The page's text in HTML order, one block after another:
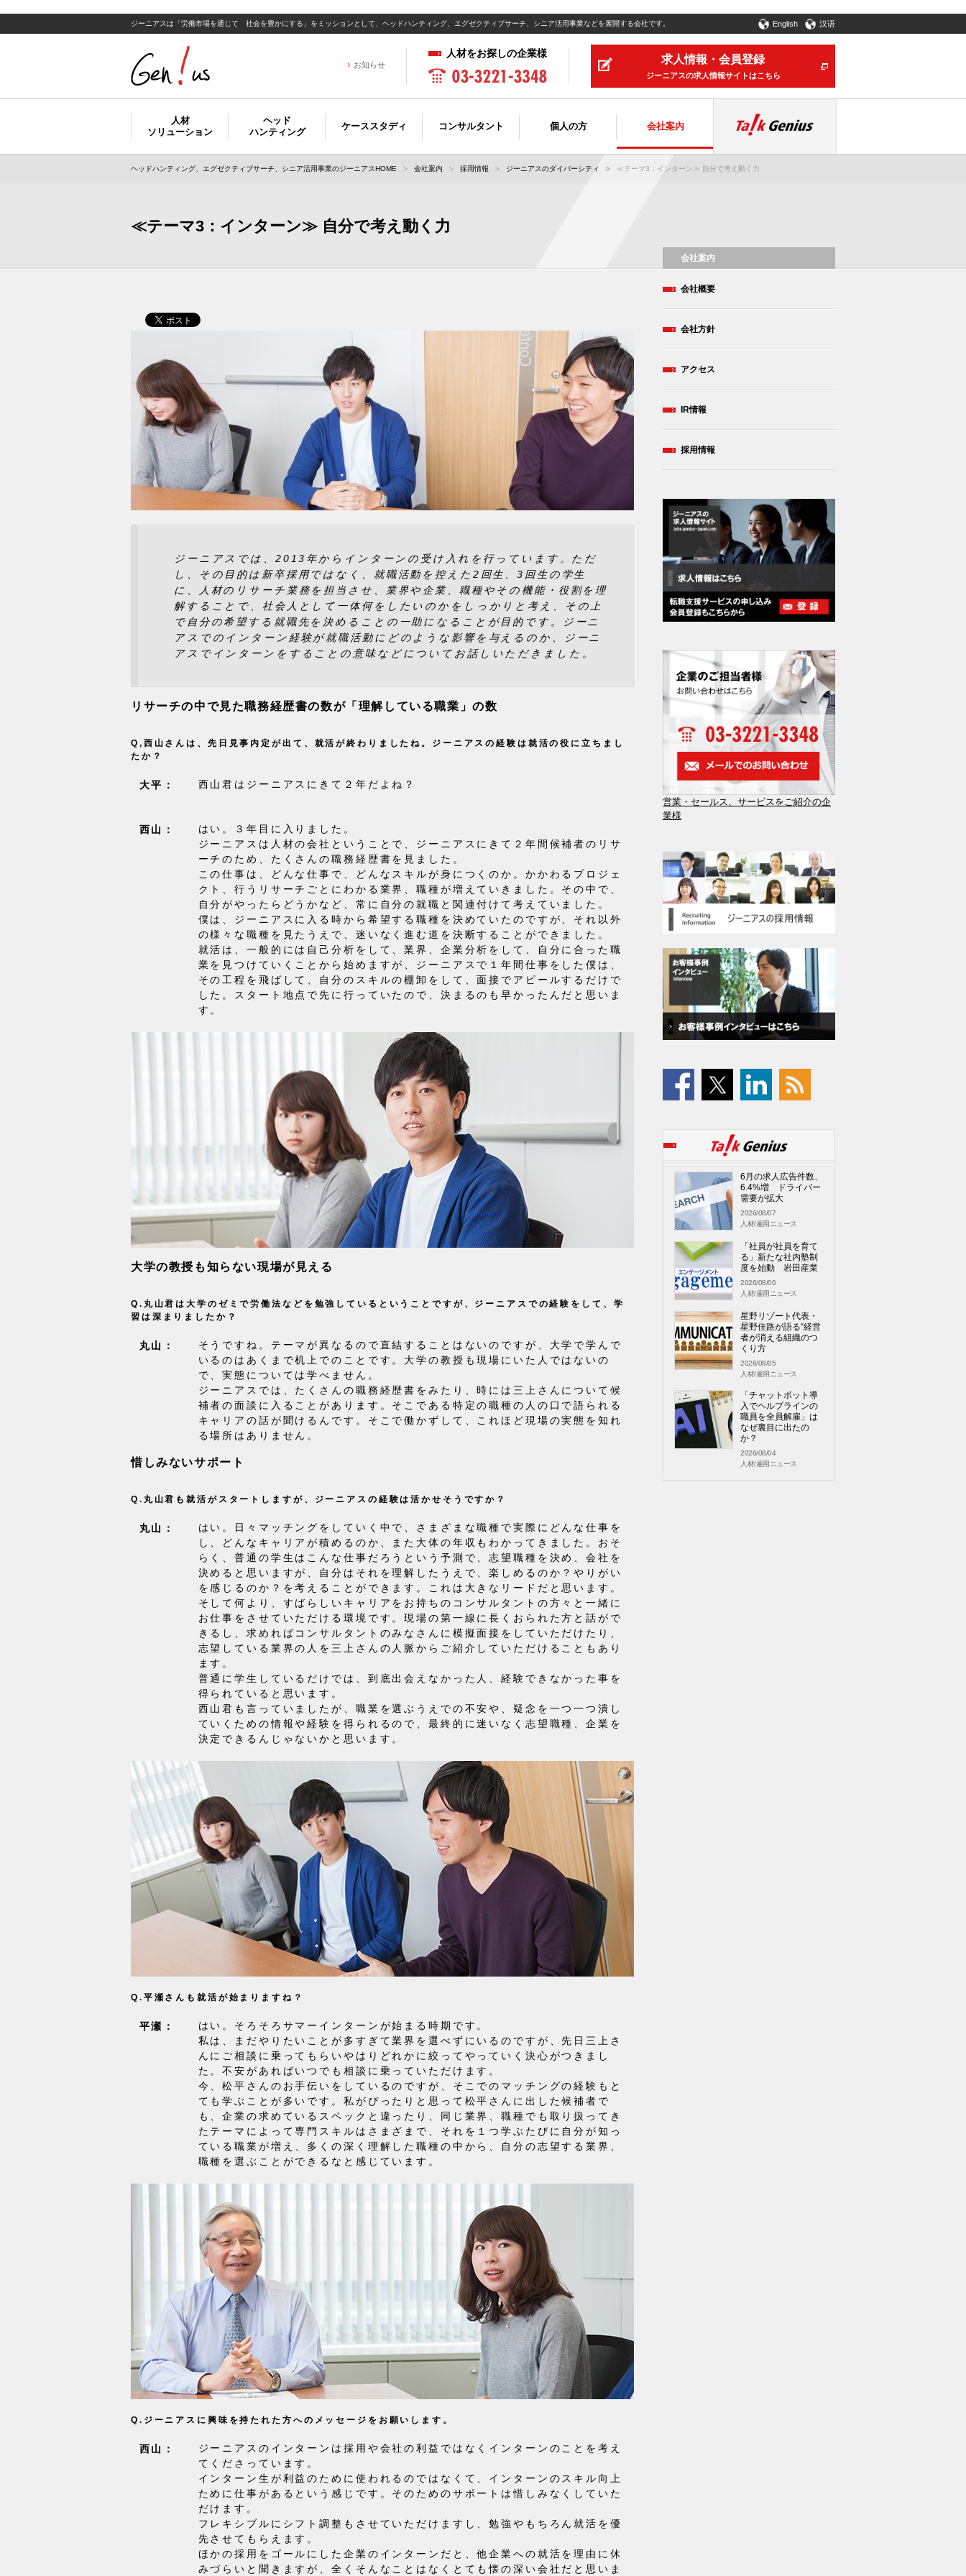
ジーニアスは「労働市場を通じて 社会を豊かにする」をミッションとして、ヘッドハンティング、エグゼクティブサーチ、シニア活用事業などを展開する会社です。
人材
ソリューション
ヘッド
ハンティング
ケーススタディ コンサルタント 個人の方 会社案内
お知らせ
English 汉语
求人情報・会員登録
ジーニアスの求人情報サイトはこちら
人材をお探しの企業様
ヘッドハンティング、エグゼクティブサーチ、シニア活用事業のジーニアスHOME 会社案内 採用情報 ジーニアスのダイバーシティ ≪テーマ3：インターン≫ 自分で考え動く力
≪テーマ3：インターン≫ 自分で考え動く力
ジーニアスでは、2013年からインターンの受け入れを行っています。ただ
し、その目的は新卒採用ではなく、就職活動を控えた2回生、3回生の学生
に、人材のリサーチ業務を担当させ、業界や企業、職種やその機能・役割を理
解することで、社会人として一体何をしたいのかをしっかりと考え、その上
で自分の希望する就職先を決めることの一助になることが目的です。ジーニ
アスでのインターン経験が就職活動にどのような影響を与えるのか、ジーニ
アスでインターンをすることの意味などについてお話しいただきました。
リサーチの中で見た職務経歴書の数が「理解している職業」の数
Q,西山さんは、先日見事内定が出て、就活が終わりましたね。ジーニアスの経験は就活の役に立ちまし
たか？
大平： 西山君はジーニアスにきて２年だよね？
西山：
はい。３年目に入りました。
ジーニアスは人材の会社ということで、ジーニアスにきて２年間候補者のリサ
ーチのため、たくさんの職務経歴書を見ました。
この仕事は、どんな仕事で、どんなスキルが身につくのか。かかわるプロジェ
クト、行うリサーチごとにわかる業界、職種が増えていきました。その中で、
自分がやったらどうかなど、常に自分の就職と関連付けて考えていました。
僕は、ジーニアスに入る時から希望する職種を決めていたのですが、それ以外
の様々な職種を見たうえで、迷いなく進む道を決断することができました。
就活は、一般的には自己分析をして、業界、企業分析をして、自分に合った職
業を見つけていくことから始めますが、ジーニアスで１年間仕事をした僕は、
その工程を飛ばして、自分のスキルの棚卸をして、面接でアピールするだけで
した。スタート地点で先に行っていたので、決まるのも早かったんだと思いま
す。
大学の教授も知らない現場が見える
Q.丸山君は大学のゼミで労働法などを勉強しているということですが、ジーニアスでの経験をして、学
習は深まりましたか？
丸山：
そうですね。テーマが異なるので直結することはないのですが、大学で学んで
いるのはあくまで机上でのことです。大学の教授も現場にいた人ではないの
で、実態については学べません。
ジーニアスでは、たくさんの職務経歴書をみたり、時には三上さんについて候
補者の面談に入ることがあります。そこである特定の職種の人の口で語られる
キャリアの話が聞けるんです。そこで働かずして、これほど現場の実態を知れ
る場所はありません。
惜しみないサポート
Q.丸山君も就活がスタートしますが、ジーニアスの経験は活かせそうですか？
丸山：
はい。日々マッチングをしていく中で、さまざまな職種で実際にどんな仕事を
し、どんなキャリアが積めるのか、また大体の年収もわかってきました。おそ
らく、普通の学生はこんな仕事だろうという予測で、志望職種を決め、会社を
決めると思いますが、自分はそれを理解したうえで、楽しめるのか？やりがい
を感じるのか？を考えることができます。これは大きなリードだと思います。
そして何より、すばらしいキャリアをお持ちのコンサルタントの方々と一緒に
お仕事をさせていただける環境です。現場の第一線に長くおられた方と話がで
きるし、求めればコンサルタントのみなさんに模擬面接をしていただけたり、
志望している業界の人を三上さんの人脈からご紹介していただけることもあり
ます。
普通に学生しているだけでは、到底出会えなかった人、経験できなかった事を
得られていると思います。
西山君も言っていましたが、職業を選ぶうえでの不安や、疑念を一つ一つ潰し
ていくための情報や経験を得られるので、最終的に迷いなく志望職種、企業を
決定できるんじゃないかと思います。
Q.平瀬さんも就活が始まりますね？
平瀬：
はい。そろそろサマーインターンが始まる時期です。
私は、まだやりたいことが多すぎて業界を選べずにいるのですが、先日三上さ
んにご相談に乗ってもらいやはりどれかに絞ってやっていく決心がつきまし
た。不安があればいつでも相談に乗っていただけます。
今、松平さんのお手伝いをしているのですが、そこでのマッチングの経験もと
ても学ぶことが多いです。私がぴったりと思って松平さんに出した候補者で
も、企業の求めているスペックと違ったり、同じ業界、職種でも取り扱ってき
たテーマによって専門スキルはさまざまで、それを１つ学ぶたびに自分が知っ
ている職業が増え、多くの深く理解した職種の中から、自分の志望する業界、
職種を選ぶことができるなと感じています。
Q.ジーニアスに興味を持たれた方へのメッセージをお願いします。
西山：
ジーニアスのインターンは採用や会社の利益ではなくインターンのことを考え
てくださっています。
インターン生が利益のために使われるのではなくて、インターンのスキル向上
ために仕事があるという感じです。そのためのサポートは惜しみなくしていた
だけます。
フレキシブルにシフト調整もさせていただけますし、勉強やもちろん就活を優
先させてもらえます。
ほかの採用をゴールにした企業のインターンだと、他企業への就活を理由に休
みづらいと聞きますが、全くそんなことはなくとても懐の深い会社だと思いま
会社案内
会社概要
会社方針
アクセス
IR情報
採用情報
営業・セールス、サービスをご紹介の企
業様
6月の求人広告件数、
6.4%増 ドライバー
需要が拡大
2026/08/07
人材/雇用ニュース
「社員が社員を育て
る」新たな社内塾制
度を始動 岩田産業
2026/08/06
人材/雇用ニュース
星野リゾート代表・
星野佳路が語る“経営
者が消える組織のつ
くり方
2026/08/05
人材/雇用ニュース
「チャットボット導
入でヘルプラインの
職員を全員解雇」は
なぜ裏目に出たの
か？
2026/08/04
人材/雇用ニュース